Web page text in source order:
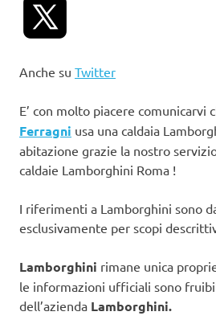
Anche su Twitter
E’ con molto piacere comunicarvi
Ferragni usa una caldaia
abitazione grazie la nostro
caldaie Lamborghini Roma !
I riferimenti a Lamborghini sono
esclusivamente per scopi
Lamborghini rimane unica
le informazioni ufficiali sono
dell’azienda Lamborghini.